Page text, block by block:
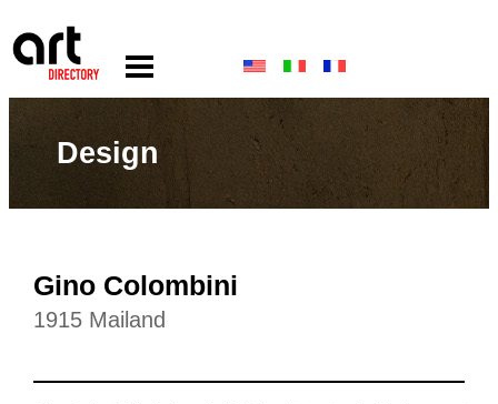
Design
Gino Colombini
1915 Mailand